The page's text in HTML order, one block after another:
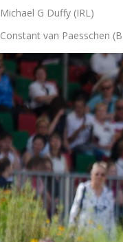
Michael G Duffy (IRL)
Constant van Paesschen